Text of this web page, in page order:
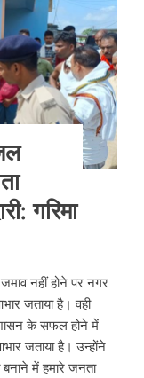
गरिमा
नहीं होने पर नगर
जताया है। वही
के सफल होने में
जताया है। उन्होंने
में हमारे जनता